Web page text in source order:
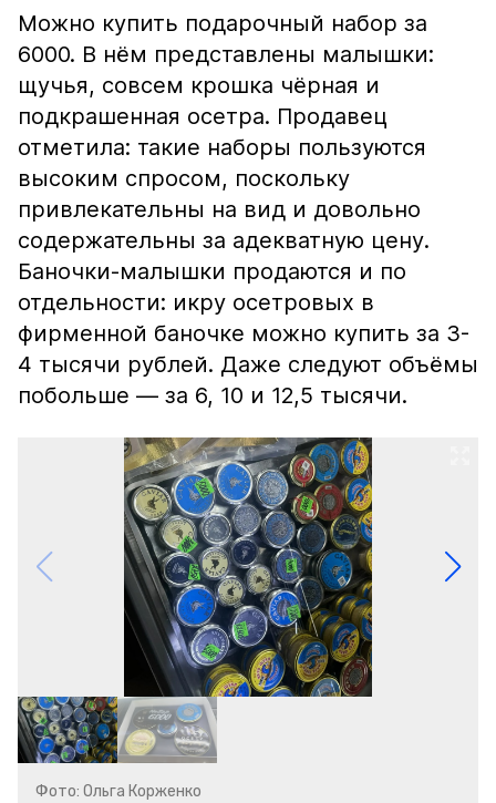
Можно купить подарочный набор за
6000. В нём представлены малышки:
щучья, совсем крошка чёрная и
подкрашенная осетра. Продавец
отметила: такие наборы пользуются
высоким спросом, поскольку
привлекательны на вид и довольно
содержательны за адекватную цену.
Баночки-малышки продаются и по
отдельности: икру осетровых в
фирменной баночке можно купить за 3-
4 тысячи рублей. Даже следуют объёмы
побольше — за 6, 10 и 12,5 тысячи.
Фото: Ольга Корженко